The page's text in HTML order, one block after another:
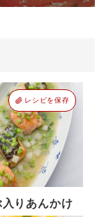
レシピを保存
りあんかけ